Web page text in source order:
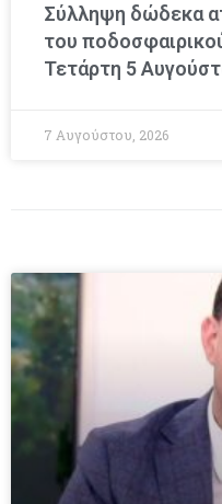
Σύλληψη δώδεκα
του
Τετάρτη 5
7 Αυγούστου, 2026